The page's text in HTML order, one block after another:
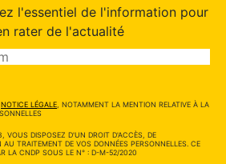
l'essentiel de l'information pour
rater de l'actualité
NOTICE LÉGALE, NOTAMMENT LA MENTION RELATIVE À LA
DISPOSEZ D'UN DROIT D'ACCÈS, DE
TRAITEMENT DE VOS DONNÉES PERSONNELLES. CE
LA CNDP SOUS LE N° : D-M-52/2020